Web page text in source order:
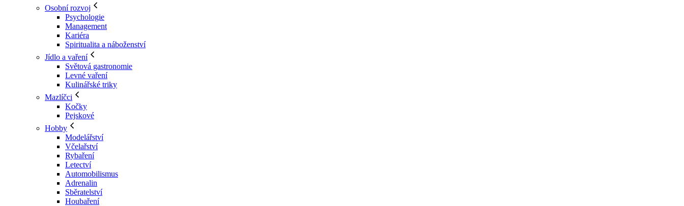
Osobní rozvoj
Psychologie
Management
Kariéra
Spiritualita a náboženství
Jídlo a vaření
Světová gastronomie
Levné vaření
Kulinářské triky
Mazlíčci
Kočky
Pejskové
Hobby
Modelářství
Včelařství
Rybaření
Letectví
Automobilismus
Adrenalin
Sběratelství
Houbaření